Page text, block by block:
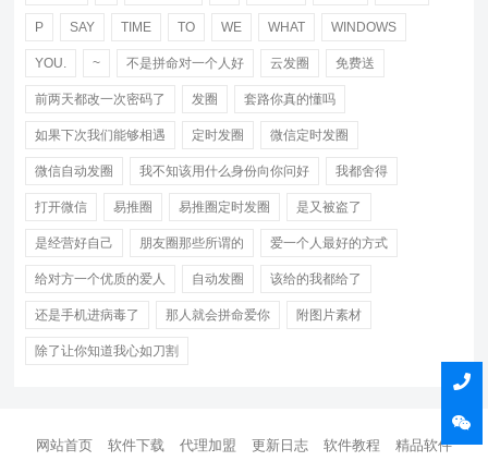
P SAY TIME TO WE WHAT WINDOWS
YOU. ~ 不是拼命对一个人好 云发圈 免费送
前两天都改一次密码了 发圈 套路你真的懂吗
如果下次我们能够相遇 定时发圈 微信定时发圈
微信自动发圈 我不知该用什么身份向你问好 我都舍得
打开微信 易推圈 易推圈定时发圈 是又被盗了
是经营好自己 朋友圈那些所谓的 爱一个人最好的方式
给对方一个优质的爱人 自动发圈 该给的我都给了
还是手机进病毒了 那人就会拼命爱你 附图片素材
除了让你知道我心如刀割
网站首页 软件下载 代理加盟 更新日志 软件教程 精品软件